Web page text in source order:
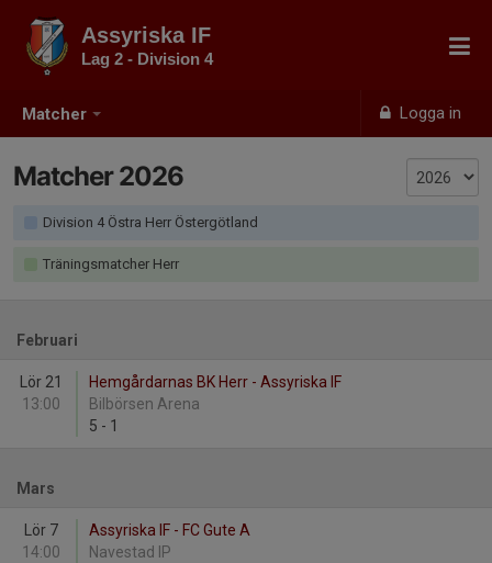
Matcher Logga in
Assyriska IF
Lag 2 - Division 4
Matcher 2026
Division 4 Östra Herr Östergötland
Träningsmatcher Herr
Februari
Lör 21
13:00
Hemgårdarnas BK Herr - Assyriska IF
Bilbörsen Arena
5 - 1
Mars
Lör 7
14:00
Assyriska IF - FC Gute A
Navestad IP